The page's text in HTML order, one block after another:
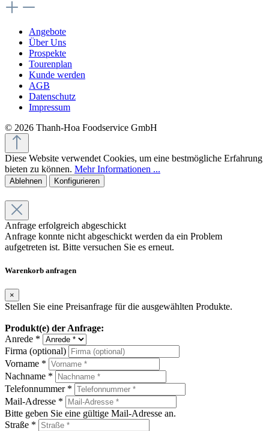
Angebote
Über Uns
Prospekte
Tourenplan
Kunde werden
AGB
Datenschutz
Impressum
© 2026 Thanh-Hoa Foodservice GmbH
Diese Website verwendet Cookies, um eine bestmögliche Erfahrung
bieten zu können. Mehr Informationen ...
Ablehnen Konfigurieren
Anfrage erfolgreich abgeschickt
Anfrage konnte nicht abgeschickt werden da ein Problem
aufgetreten ist. Bitte versuchen Sie es erneut.
Warenkorb anfragen
×
Stellen Sie eine Preisanfrage für die ausgewählten Produkte.
Produkt(e) der Anfrage:
Anrede *
Firma (optional)
Vorname *
Nachname *
Telefonnummer *
Mail-Adresse *
Bitte geben Sie eine gültige Mail-Adresse an.
Straße *